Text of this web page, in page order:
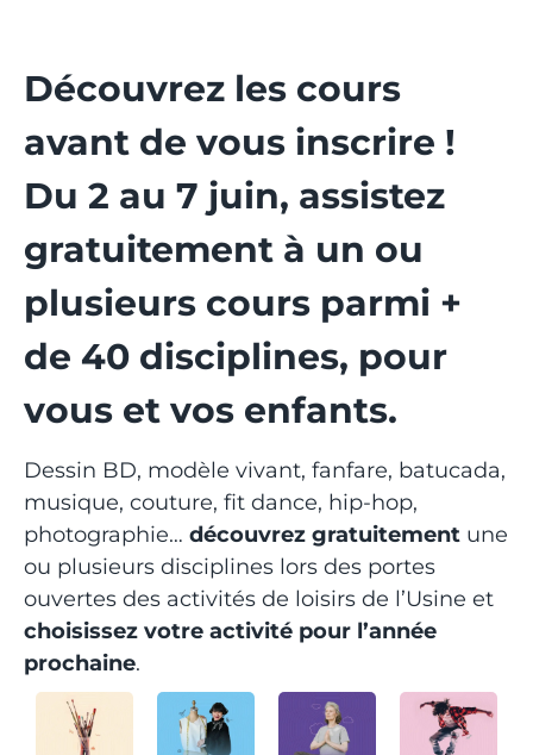
Découvrez les cours
avant de vous inscrire !
Du 2 au 7 juin, assistez
gratuitement à un ou
plusieurs cours parmi +
de 40 disciplines, pour
vous et vos enfants.
Dessin BD, modèle vivant, fanfare, batucada,
musique, couture, fit dance, hip-hop,
photographie… découvrez gratuitement une
ou plusieurs disciplines lors des portes
ouvertes des activités de loisirs de l’Usine et
choisissez votre activité pour l’année
prochaine.